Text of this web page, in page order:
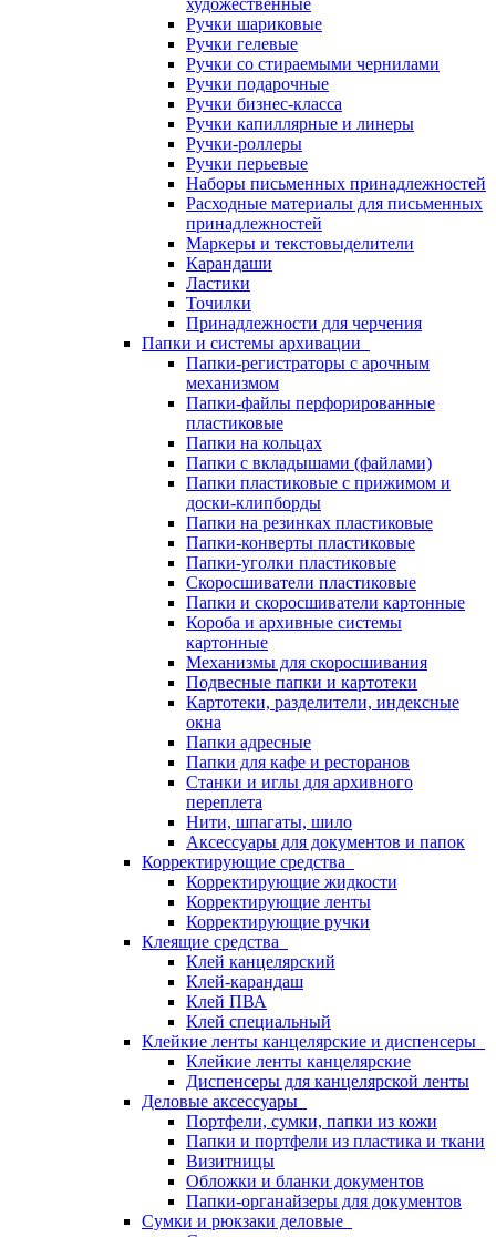
художественные
Ручки шариковые
Ручки гелевые
Ручки со стираемыми чернилами
Ручки подарочные
Ручки бизнес-класса
Ручки капиллярные и линеры
Ручки-роллеры
Ручки перьевые
Наборы письменных принадлежностей
Расходные материалы для письменных
принадлежностей
Маркеры и текстовыделители
Карандаши
Ластики
Точилки
Принадлежности для черчения
Папки и системы архивации
Папки-регистраторы с арочным
механизмом
Папки-файлы перфорированные
пластиковые
Папки на кольцах
Папки с вкладышами (файлами)
Папки пластиковые с прижимом и
доски-клипборды
Папки на резинках пластиковые
Папки-конверты пластиковые
Папки-уголки пластиковые
Скоросшиватели пластиковые
Папки и скоросшиватели картонные
Короба и архивные системы
картонные
Механизмы для скоросшивания
Подвесные папки и картотеки
Картотеки, разделители, индексные
окна
Папки адресные
Папки для кафе и ресторанов
Станки и иглы для архивного
переплета
Нити, шпагаты, шило
Аксессуары для документов и папок
Корректирующие средства
Корректирующие жидкости
Корректирующие ленты
Корректирующие ручки
Клеящие средства
Клей канцелярский
Клей-карандаш
Клей ПВА
Клей специальный
Клейкие ленты канцелярские и диспенсеры
Клейкие ленты канцелярские
Диспенсеры для канцелярской ленты
Деловые аксессуары
Портфели, сумки, папки из кожи
Папки и портфели из пластика и ткани
Визитницы
Обложки и бланки документов
Папки-органайзеры для документов
Сумки и рюкзаки деловые